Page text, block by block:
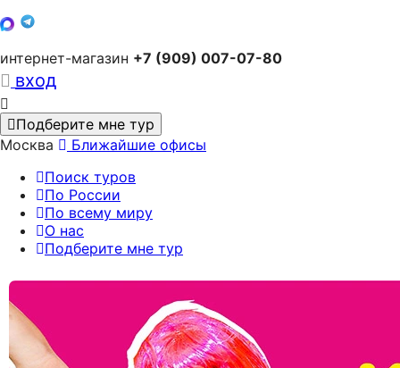
интернет-магазин +7 (909) 007-07-80
вход
Подберите мне тур
Москва
Ближайшие офисы
Поиск туров
По России
По всему миру
О нас
Подберите мне тур